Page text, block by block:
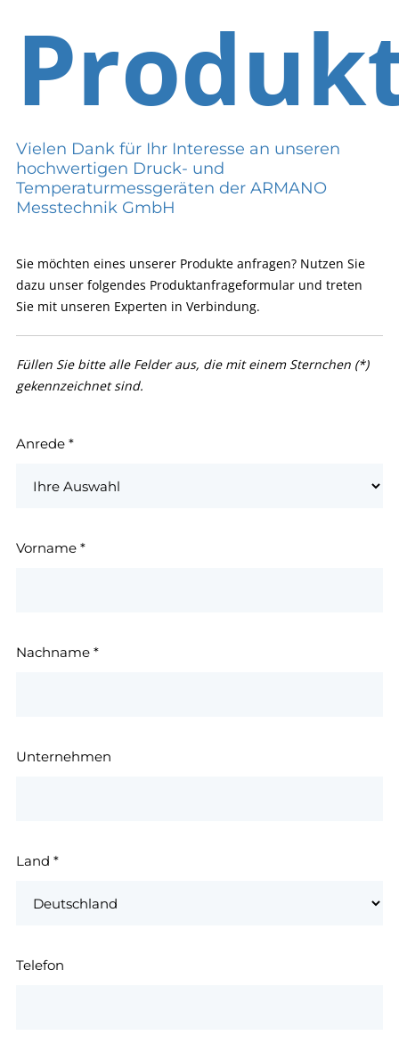
Vielen Dank für Ihr Interesse an unseren
hochwertigen Druck- und
Temperaturmessgeräten der ARMANO
Messtechnik GmbH
Sie möchten eines unserer Produkte anfragen? Nutzen Sie
dazu unser folgendes Produktanfrageformular und treten
Sie mit unseren Experten in Verbindung.
Füllen Sie bitte alle Felder aus, die mit einem Sternchen (*)
gekennzeichnet sind.
Anrede *
Vorname *
Nachname *
Unternehmen
Land *
Telefon